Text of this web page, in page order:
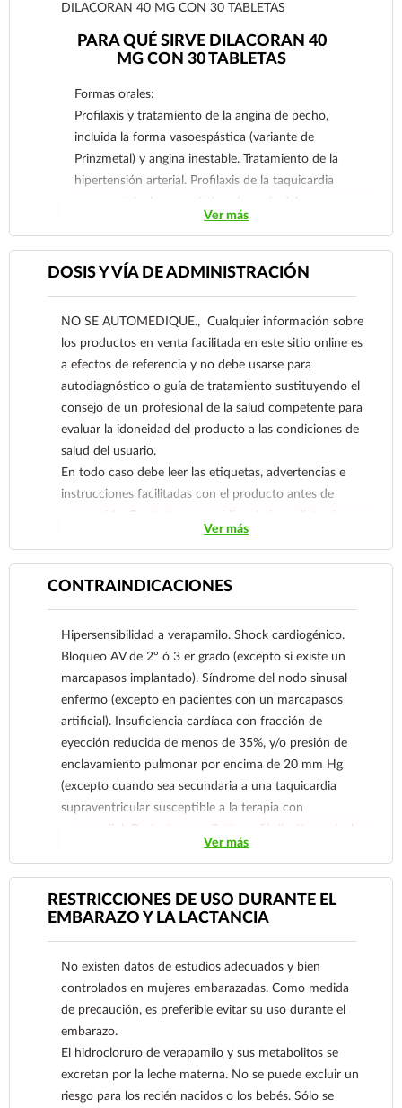
DILACORAN 40 MG CON 30 TABLETAS
PARA QUÉ SIRVE DILACORAN 40
MG CON 30 TABLETAS
Formas orales:
Profilaxis y tratamiento de la angina de pecho,
incluida la forma vasoespástica (variante de
Prinzmetal) y angina inestable. Tratamiento de la
hipertensión arterial. Profilaxis de la taquicardia
supraventricular paroxística, después del
tratamiento IV. Control de pacientes con flutter
se asocien a la existencia de vías accesorias de
de miocardio en pacientes sin insuficiencia
cardiaca durante la fase aguda.
Tratamiento de las taquicardias
supraventriculares, incluido: taquicardia
supraventricular paroxística, incluso la asociada
Parkinson-White, s. de Lown-Ganong-Levine).
Cuando clínicamente esté justificado, se
realizarán, como primera medida, maniobras
tendentes a estimular el tono vagal.
asocien a la existencia de vías accesorias de
conducción (s. de Wolff-Parkinson-White, s. de
Lown-Ganong-Levine).
Ver más
DOSIS Y VÍA DE ADMINISTRACIÓN
NO SE AUTOMEDIQUE., Cualquier información sobre
los productos en venta facilitada en este sitio online es
a efectos de referencia y no debe usarse para
autodiagnóstico o guía de tratamiento sustituyendo el
consejo de un profesional de la salud competente para
evaluar la idoneidad del producto a las condiciones de
salud del usuario.
En todo caso debe leer las etiquetas, advertencias e
instrucciones facilitadas con el producto antes de
consumirlo. Contacte a su médico de inmediato si
sospecha que tiene un problema de salud.
Ver más
CONTRAINDICACIONES
Hipersensibilidad a verapamilo. Shock cardiogénico.
Bloqueo AV de 2º ó 3 er grado (excepto si existe un
marcapasos implantado). Síndrome del nodo sinusal
enfermo (excepto en pacientes con un marcapasos
artificial). Insuficiencia cardíaca con fracción de
eyección reducida de menos de 35%, y/o presión de
enclavamiento pulmonar por encima de 20 mm Hg
(excepto cuando sea secundaria a una taquicardia
supraventricular susceptible a la terapia con
verapamilo). Pacientes con flutter o fibrilación auricular
que tengan un tracto AV accesorio de conducción
Lown-Ganong-Levine). Estos pacientes están en riesgo
de desarrollar taquicardia ventricular incluyendo
de verapamilo. Además en inyectable: Hipotensión
severa. Concomitante con bloqueantes beta-
adrenérgicos IV (por ejemplo, propanolol), no deben
ser administrados con estrecha proximidad entre sí
(con pocas horas de diferencia), ya que ambos pueden
tener un efecto depresor en la contractilidad
miocárdica y en la conducción AV. Taquicardia
Ver más
RESTRICCIONES DE USO DURANTE EL
EMBARAZO Y LA LACTANCIA
No existen datos de estudios adecuados y bien
controlados en mujeres embarazadas. Como medida
de precaución, es preferible evitar su uso durante el
embarazo.
El hidrocloruro de verapamilo y sus metabolitos se
excretan por la leche materna. No se puede excluir un
riesgo para los recién nacidos o los bebés. Sólo se